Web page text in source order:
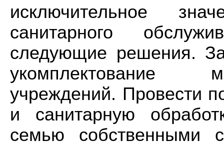
исключительное
санитарного
следующие решения.
укомплектование
учреждений. Провести
и санитарную
семью собственными